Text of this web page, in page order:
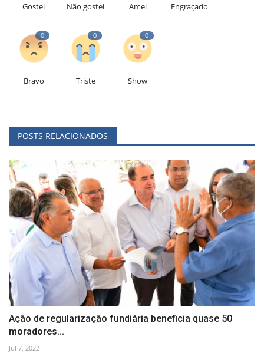
Gostei Não gostei Amei Engraçado
0
Bravo
0
Triste
0
Show
POSTS RELACIONADOS
Ação de regularização fundiária beneficia quase 50
moradores...
Jul 7, 2022